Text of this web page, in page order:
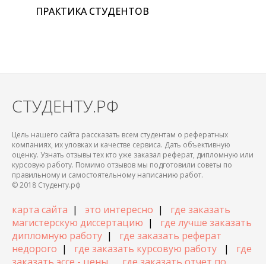
ПРАКТИКА СТУДЕНТОВ
СТУДЕНТУ.РФ
Цель нашего сайта рассказать всем студентам о рефератных
компаниях, их уловках и качестве сервиса. Дать объективную
оценку. Узнать отзывы тех кто уже заказал реферат, дипломную или
курсовую работу. Помимо отзывов мы подготовили советы по
правильному и самостоятельному написанию работ.
© 2018 Студенту.рф
карта сайта | это интересно | где заказать
магистерскую диссертацию | где лучше заказать
дипломную работу | где заказать реферат
недорого | где заказать курсовую работу | где